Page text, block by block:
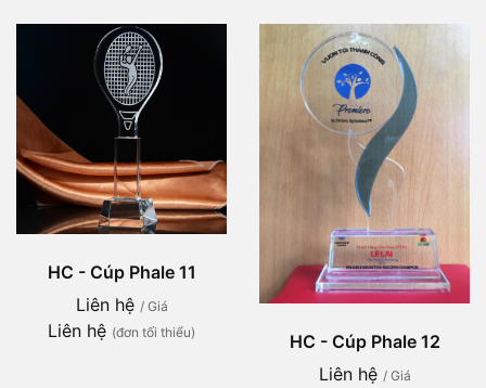
HC - Cúp Phale 11
Liên hệ / Giá
Liên hệ (đơn tối thiểu)
HC - Cúp Phale 12
Liên hệ / Giá